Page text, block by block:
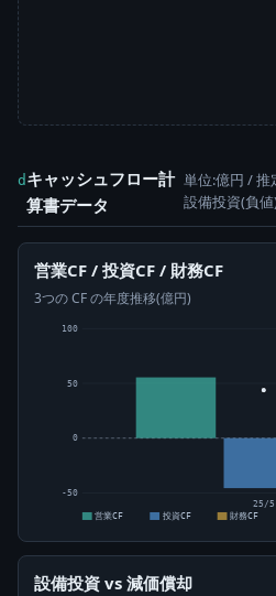
d キャッシュフロー計
算書データ
単位:億円 / 推
設備投資(負
営業CF / 投資CF / 財務CF
3つの CF の年度推移(億円)
-50
0
50
100
25/5
営業CF
投資CF 財務CF
設備投資 vs 減価償却